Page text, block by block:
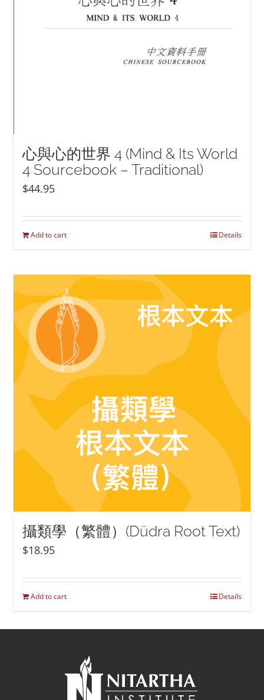
心與心的世界 4 (Mind & Its World
4 Sourcebook – Traditional)
$44.95
Add to cart Details
攝類學（繁體）(Düdra Root Text)
$18.95
Add to cart Details